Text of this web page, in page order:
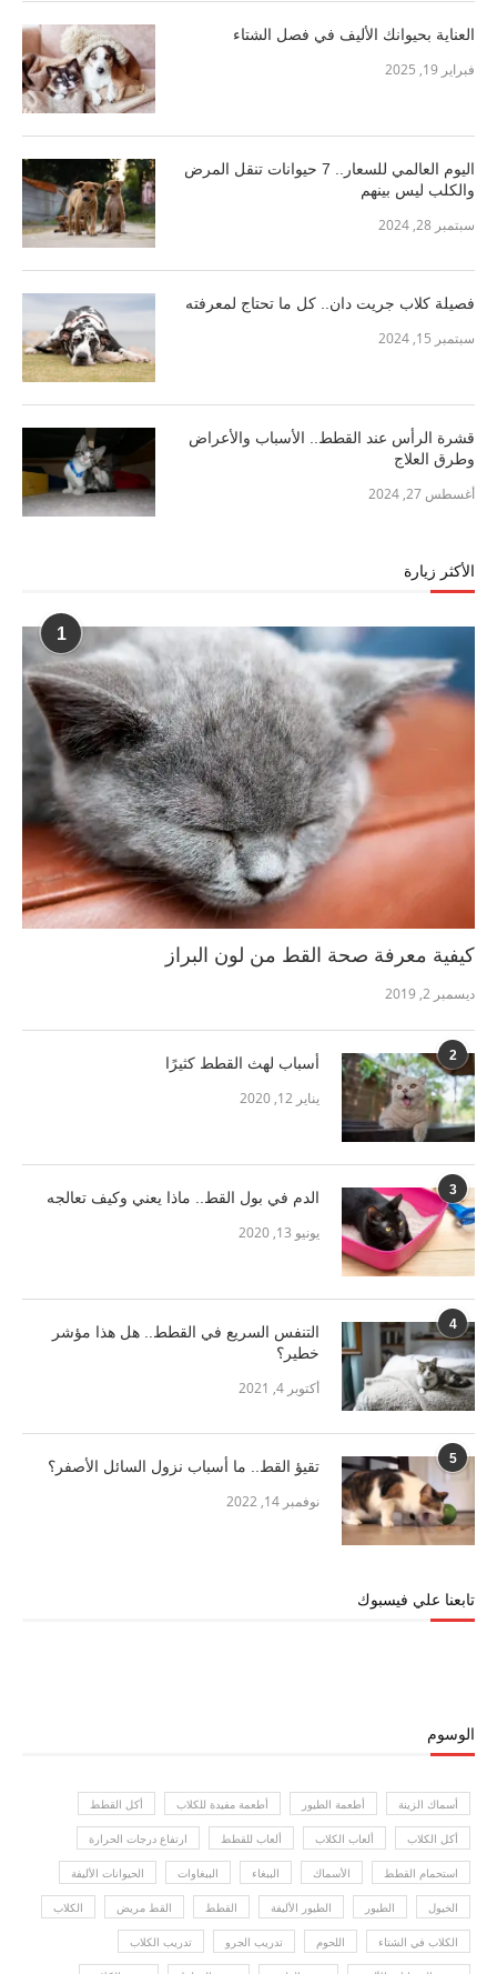
العناية بحيوانك الأليف في فصل الشتاء
فبراير 19, 2025
اليوم العالمي للسعار.. 7 حيوانات تنقل المرض
والكلب ليس بينهم
سبتمبر 28, 2024
فصيلة كلاب جريت دان.. كل ما تحتاج لمعرفته
سبتمبر 15, 2024
قشرة الرأس عند القطط.. الأسباب والأعراض
وطرق العلاج
أغسطس 27, 2024
الأكثر زيارة
1
كيفية معرفة صحة القط من لون البراز
ديسمبر 2, 2019
2 أسباب لهث القطط كثيرًا
يناير 12, 2020
3 الدم في بول القط.. ماذا يعني وكيف تعالجه
يونيو 13, 2020
4
التنفس السريع في القطط.. هل هذا مؤشر
خطير؟
أكتوبر 4, 2021
5 تقيؤ القط.. ما أسباب نزول السائل الأصفر؟
نوفمبر 14, 2022
تابعنا علي فيسبوك
الوسوم
أسماك الزينة أطعمة الطيور أطعمة مفيدة للكلاب أكل القطط
أكل الكلاب ألعاب الكلاب ألعاب للقطط ارتفاع درجات الحرارة
استحمام القطط الأسماك الببغاء الببغاوات الحيوانات الأليفة
الخيول الطيور الطيور الأليفة القطط القط مريض الكلاب
الكلاب في الشتاء اللحوم تدريب الجرو تدريب الكلاب